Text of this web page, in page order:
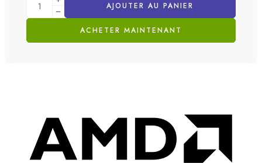
AJOUTER AU PANIER
ACHETER MAINTENANT